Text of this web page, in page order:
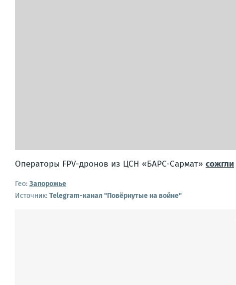
Операторы FPV-дронов из ЦСН «БАРС-Сармат» сожгли
Гео: Запорожье
Источник: Telegram-канал "Повёрнутые на войне"